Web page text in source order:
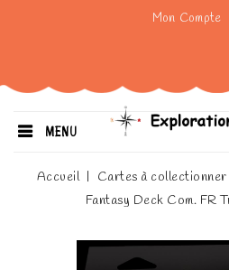
Mon Compte
MENU
Accueil Cartes à collectionner
Fantasy Deck Com. FR